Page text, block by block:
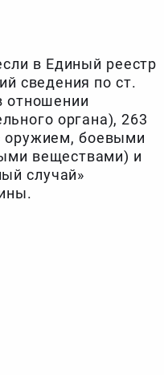
в Единый реестр
сведения по ст.
отношении
органа), 263
оружием, боевыми
веществами) и
случай»